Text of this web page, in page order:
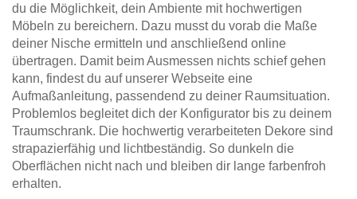
du die Möglichkeit, dein Ambiente mit hochwertigen
Möbeln zu bereichern. Dazu musst du vorab die Maße
deiner Nische ermitteln und anschließend online
übertragen. Damit beim Ausmessen nichts schief gehen
kann, findest du auf unserer Webseite eine
Aufmaßanleitung, passendend zu deiner Raumsituation.
Problemlos begleitet dich der Konfigurator bis zu deinem
Traumschrank. Die hochwertig verarbeiteten Dekore sind
strapazierfähig und lichtbeständig. So dunkeln die
Oberflächen nicht nach und bleiben dir lange farbenfroh
erhalten.